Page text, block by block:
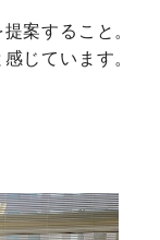
案すること。
じています。